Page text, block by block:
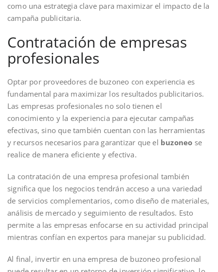
como una estrategia clave para maximizar el impacto de la
campaña publicitaria.
Contratación de empresas
profesionales
Optar por proveedores de buzoneo con experiencia es
fundamental para maximizar los resultados publicitarios.
Las empresas profesionales no solo tienen el
conocimiento y la experiencia para ejecutar campañas
efectivas, sino que también cuentan con las herramientas
y recursos necesarios para garantizar que el buzoneo se
realice de manera eficiente y efectiva.
La contratación de una empresa profesional también
significa que los negocios tendrán acceso a una variedad
de servicios complementarios, como diseño de materiales,
análisis de mercado y seguimiento de resultados. Esto
permite a las empresas enfocarse en su actividad principal
mientras confían en expertos para manejar su publicidad.
Al final, invertir en una empresa de buzoneo profesional